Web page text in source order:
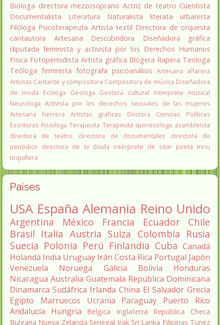
Bióloga directora mezzosoprano Actriz de teatro Cuentista
Documentalista
Literatura Naturalista literata
urbanista
Filóloga Psicoterapeuta Artista textil Directora de orquesta
cantautora
Artesana Descubridora
Diseñadora gráfica
diputada feminista y activista por los Derechos Humanos
Fisica Fotoperiodista Artista gráfica Blogera Rapera Teologa
Teóloga feminista fotografa psicoanálisis Artesana alfarera
Artistas Cantante y compositora Compositora de música Diseñadora
de moda
Ecologa Geologa Gestora cultural
Interprete musical
Neurologa Activista por los derechos sexuales de las mujeres
Artesana herrera
Artistas graficas
Doctora Ciencias Políticas
Escritoras Fisiologa Terapeuta Terapeuta quinesóloga asambleista
directora de teatro.
directora de documentales
directora de
periódico directora de tv doula intérprete de sitar poeta Innu
toquillera
Paises
USA España Alemania Reino Unido
Argentina México Francia Ecuador
Chile
Brasil Italia Austria Suiza Colombia Rusia
Suecia Polonia Perú Finlandia Cuba Canadá
Holanda India Uruguay Irán Costa Rica Portugal Japón
Venezuela
Noruega Galicia Bolivia
Honduras
Nicaragua Australia Guatemala República Dominicana
Dinamarca Sudáfrica Irlanda China El Salvador Grecia
Egipto
Marruecos Ucrania Paraguay
Puerto Rico
Andalucía
Hungria Belgica Inglaterra
República Checa
Bulgaria Nueva Zelanda Senegal Irak Sri Lanka Filipinas Tunez